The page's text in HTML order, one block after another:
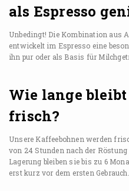
als Espresso
Unbedingt! Die Kombination aus
entwickelt im Espresso eine
ihn pur oder als Basis für
Wie lange
frisch?
Unsere Kaffeebohnen werden
von 24 Stunden nach der
Lagerung bleiben sie bis zu 6
erst kurz vor dem ersten Gebrauch.